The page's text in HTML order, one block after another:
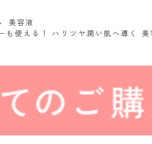
美容液
も使える！ ハリツヤ潤い肌へ導く